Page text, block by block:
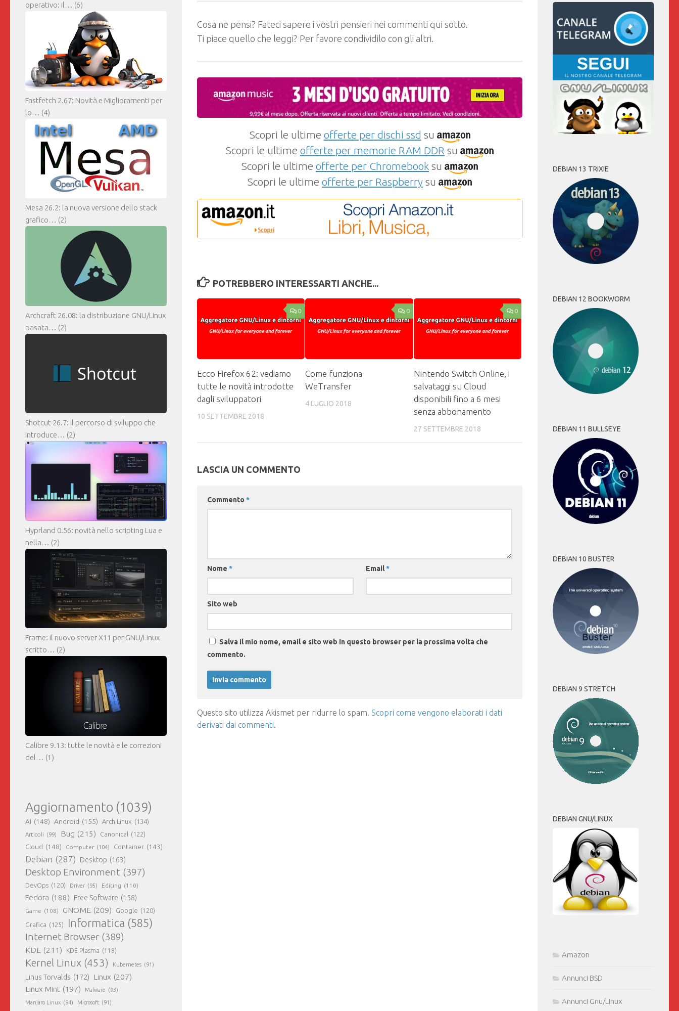
Cosa ne pensi? Fateci sapere i vostri pensieri nei commenti qui sotto.
Ti piace quello che leggi? Per favore condividilo con gli altri.
Scopri le ultime offerte per dischi ssd su
Scopri le ultime offerte per memorie RAM DDR su
Scopri le ultime offerte per Chromebook su
Scopri le ultime offerte per Raspberry su
POTREBBERO INTERESSARTI ANCHE...
0
Ecco Firefox 62: vediamo
tutte le novità introdotte
dagli sviluppatori
10 SETTEMBRE 2018
0
Come funziona
WeTransfer
4 LUGLIO 2018
0
Nintendo Switch Online, i
salvataggi su Cloud
disponibili fino a 6 mesi
senza abbonamento
27 SETTEMBRE 2018
LASCIA UN COMMENTO
Commento *
Nome * Email*
Sito web
Salva il mio nome, email e sito web in questo browser per la prossima volta che
commento.
Questo sito utilizza Akismet per ridurre lo spam. Scopri come vengono elaborati i dati
derivati dai commenti.
operativo: il… (6)
Fastfetch 2.67: Novità e Miglioramenti per
lo… (4)
Mesa 26.2: la nuova versione dello stack
grafico… (2)
Archcraft 26.08: la distribuzione GNU/Linux
basata… (2)
Shotcut 26.7: il percorso di sviluppo che
introduce… (2)
Hyprland 0.56: novità nello scripting Lua e
nella… (2)
Frame: il nuovo server X11 per GNU/Linux
scritto… (2)
Calibre 9.13: tutte le novità e le correzioni
del… (1)
Aggiornamento (1039)
AI (148) Android (155) Arch Linux (134)
Articoli (99) Bug (215) Canonical (122)
Cloud (148) Computer (104) Container (143)
Debian (287) Desktop (163)
Desktop Environment (397)
DevOps (120) Driver (95) Editing (110)
Fedora (188) Free Software (158)
Game (108) GNOME (209) Google (120)
Grafica (125) Informatica (585)
Internet Browser (389)
KDE (211) KDE Plasma (118)
Kernel Linux (453) Kubernetes (91)
Linus Torvalds (172) Linux (207)
Linux Mint (197) Malware (93)
Manjaro Linux (94) Microsoft (91)
DEBIAN 13 TRIXIE
DEBIAN 12 BOOKWORM
DEBIAN 11 BULLSEYE
DEBIAN 10 BUSTER
DEBIAN 9 STRETCH
DEBIAN GNU/LINUX
Amazon
Annunci BSD
Annunci Gnu/Linux